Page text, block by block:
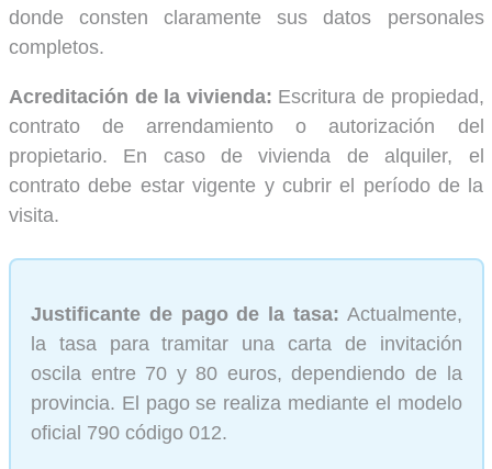
donde consten claramente sus datos personales
completos.
Acreditación de la vivienda: Escritura de propiedad,
contrato de arrendamiento o autorización del
propietario. En caso de vivienda de alquiler, el
contrato debe estar vigente y cubrir el período de la
visita.
Justificante de pago de la tasa: Actualmente,
la tasa para tramitar una carta de invitación
oscila entre 70 y 80 euros, dependiendo de la
provincia. El pago se realiza mediante el modelo
oficial 790 código 012.